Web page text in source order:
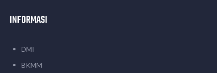
INFORMASI
DMI
BKMM